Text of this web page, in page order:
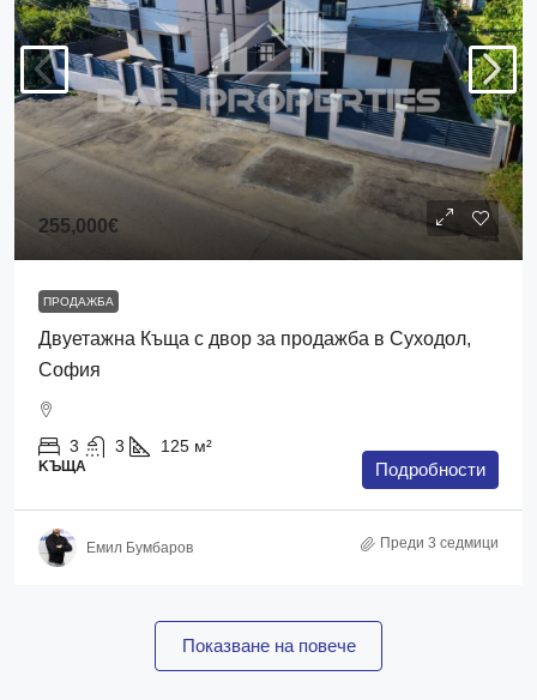
255,000€
ПРОДАЖБА
Двуетажна Къща с двор за продажба в Суходол,
София
3 3 125 м²
KЪЩА Подробности
Емил Бумбаров Преди 3 седмици
Показване на повече